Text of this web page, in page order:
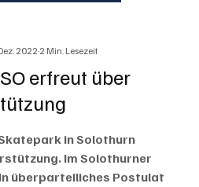
erfreut über
20222 Min. Lesezeit
in Solothurn
Im Solothurner
überparteiliches Postulat